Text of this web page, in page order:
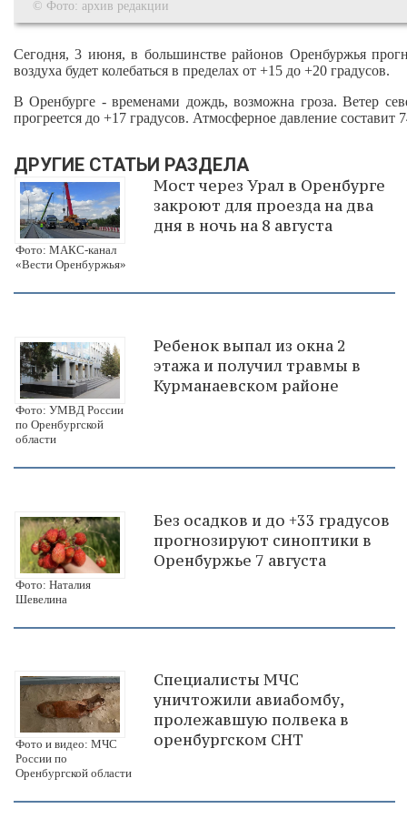
© Фото: архив редакции
Сегодня, 3 июня, в большинстве районов Оренбуржья
воздуха будет колебаться в пределах от +15 до +20 градусов.
В Оренбурге - временами дождь, возможна гроза. Ветер
прогреется до +17 градусов. Атмосферное давление составит
ДРУГИЕ СТАТЬИ РАЗДЕЛА
Фото: МАКС-канал
«Вести Оренбуржья»
Мост через Урал в Оренбурге
закроют для проезда на два
дня в ночь на 8 августа
Фото: УМВД России
по Оренбургской
области
Ребенок выпал из окна 2
этажа и получил травмы в
Курманаевском районе
Фото: Наталия
Шевелина
Без осадков и до +33 градусов
прогнозируют синоптики в
Оренбуржье 7 августа
Фото и видео: МЧС
России по
Оренбургской области
Специалисты МЧС
уничтожили авиабомбу,
пролежавшую полвека в
оренбургском СНТ